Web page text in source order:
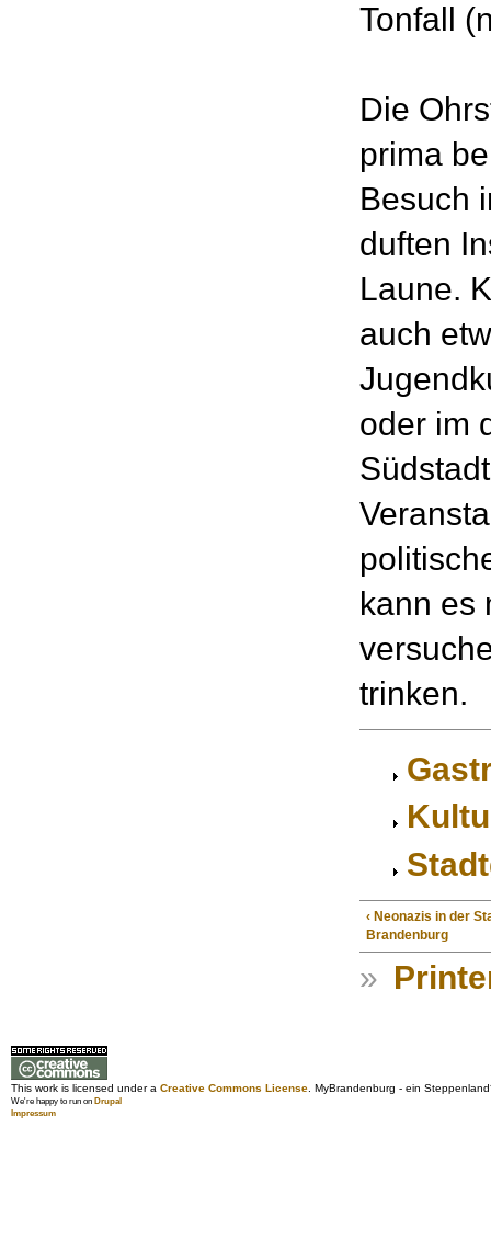
Tonfall
Die
prima
Besuch
duften
Laune.
auch
oder im
kann es
trinken.
‹ Neonazis in der
Brandenburg
»
This work is licensed under a Creative Commons License. MyBrandenburg - ein
We're happy to run on Drupal
Impressum